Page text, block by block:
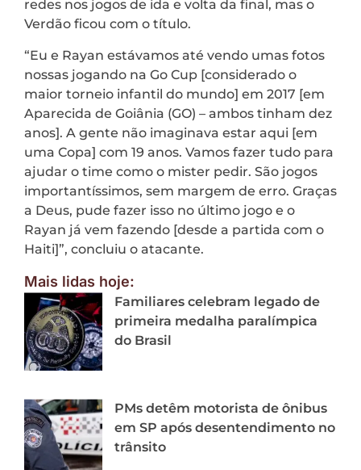
redes nos jogos de ida e volta da final, mas o
Verdão ficou com o título.
“Eu e Rayan estávamos até vendo umas fotos
nossas jogando na Go Cup [considerado o
maior torneio infantil do mundo] em 2017 [em
Aparecida de Goiânia (GO) – ambos tinham dez
anos]. A gente não imaginava estar aqui [em
uma Copa] com 19 anos. Vamos fazer tudo para
ajudar o time como o mister pedir. São jogos
importantíssimos, sem margem de erro. Graças
a Deus, pude fazer isso no último jogo e o
Rayan já vem fazendo [desde a partida com o
Haiti]”, concluiu o atacante.
Mais lidas hoje:
Familiares celebram legado de
primeira medalha paralímpica
do Brasil
PMs detêm motorista de ônibus
em SP após desentendimento no
trânsito